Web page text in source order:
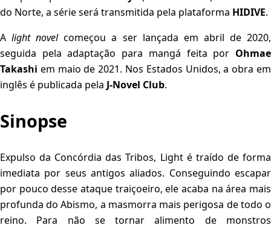
do Norte, a série será transmitida pela plataforma HIDIVE.
Alight novelcomeçou a ser lançada em abril de 2020,
seguida pela adaptação para mangá feita por Ohmae
Takashi em maio de 2021. Nos Estados Unidos, a obra em
inglês é publicada pela J-Novel Club.
Sinopse
Expulso da Concórdia das Tribos, Light é traído de forma
imediata por seus antigos aliados. Conseguindo escapar
por pouco desse ataque traiçoeiro, ele acaba na área mais
profunda do Abismo, a masmorra mais perigosa de todo o
reino. Para não se tornar alimento de monstros